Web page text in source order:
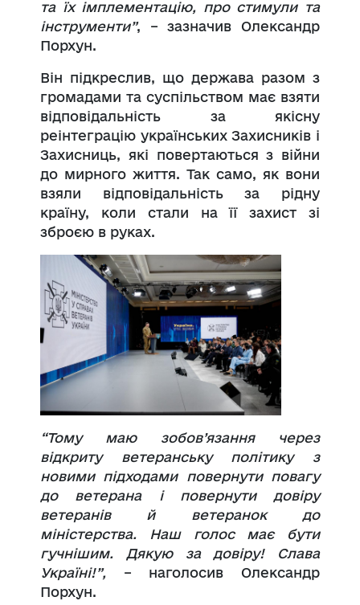
та їх імплементацію, про стимули та
інструменти”, – зазначив Олександр
Порхун.
Він підкреслив, що держава разом з
громадами та суспільством має взяти
відповідальність за якісну
реінтеграцію українських Захисників і
Захисниць, які повертаються з війни
до мирного життя. Так само, як вони
взяли відповідальність за рідну
країну, коли стали на її захист зі
зброєю в руках.
“Тому маю зобов’язання через
відкриту ветеранську політику з
новими підходами повернути повагу
до ветерана і повернути довіру
ветеранів й ветеранок до
міністерства. Наш голос має бути
гучнішим. Дякую за довіру! Слава
Україні!”, – наголосив Олександр
Порхун.